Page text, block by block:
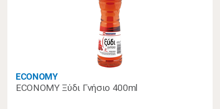
ECONOMY
ECONOMY Ξύδι Γνήσιο 400ml